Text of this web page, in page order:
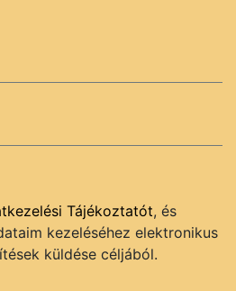
Tájékoztatót, és
kezeléséhez elektronikus
küldése céljából.